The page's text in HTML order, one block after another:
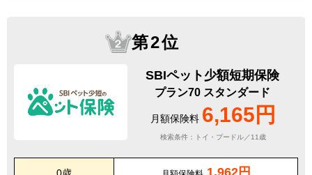
第2位
SBIペット少額短期保険
プラン70 スタンダード
月額保険料 6,165円
検索条件：トイ・プードル／11歳
0歳 1,962円